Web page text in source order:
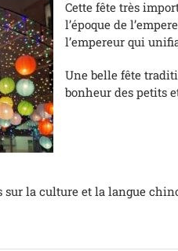
Cette fête très
l’époque de
l’empereur qui
Une belle fête
bonheur des petits
la culture et la langue